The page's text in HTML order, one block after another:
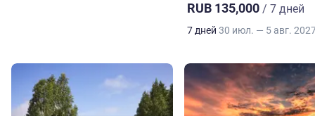
RUB 135,000 / 7 дней
7 дней 30 июл. — 5 авг.